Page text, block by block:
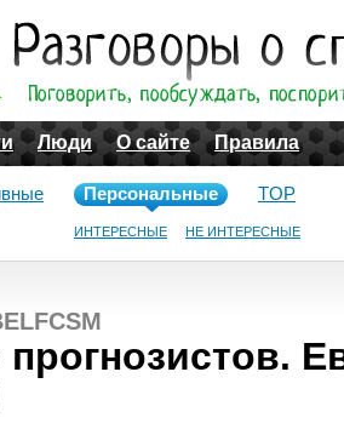
Люди О сайте Правила
Персональные
ИНТЕРЕСНЫЕ НЕ ИНТЕРЕСНЫЕ
TOP